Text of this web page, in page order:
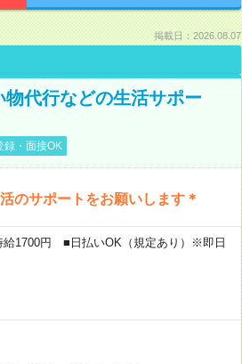
掲載日：2026.08.07
代行などの生活サポー
録・面接OK
のサポートをお願いします＊
1700円 ■日払いOK（規定あり）※即日